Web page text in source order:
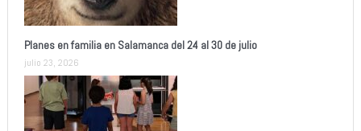
Planes en familia en Salamanca del 24 al 30 de julio
julio 23, 2026